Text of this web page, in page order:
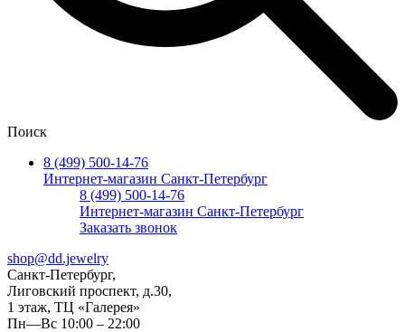
Поиск
8 (499) 500-14-76
Интернет-магазин Санкт-Петербург
8 (499) 500-14-76
Интернет-магазин Санкт-Петербург
Заказать звонок
shop@dd.jewelry
Санкт-Петербург,
Лиговский проспект, д.30,
1 этаж, ТЦ «Галерея»
Пн—Вс 10:00 – 22:00